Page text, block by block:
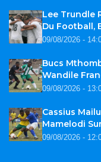
Lee Trundle
Du Football,
09/08/2026 -
Bucs
Wandile
09/08/2026 -
Cassius
Mamelodi
09/08/2026 -